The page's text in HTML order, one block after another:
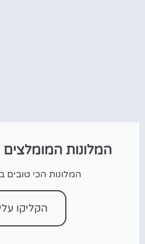
המלונות המומלצים
המלונות הכי טובים
הקליקו